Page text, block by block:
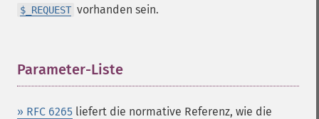
$_REQUEST vorhanden sein.
Parameter-Liste
» RFC 6265 liefert die normative Referenz, wie die